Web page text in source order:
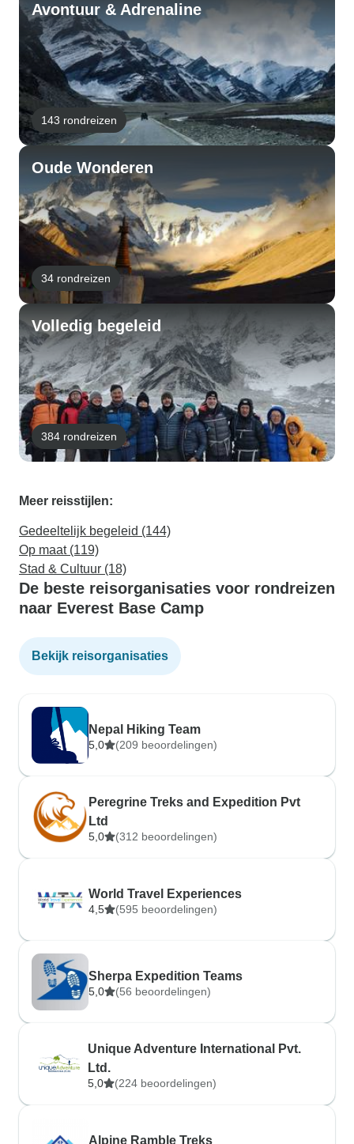
Avontuur & Adrenaline
143 rondreizen
Oude Wonderen
34 rondreizen
Volledig begeleid
384 rondreizen
Meer reisstijlen:
Gedeeltelijk begeleid (144)
Op maat (119)
Stad & Cultuur (18)
De beste reisorganisaties voor rondreizen
naar Everest Base Camp
Bekijk reisorganisaties
Nepal Hiking Team
5,0 (209 beoordelingen)
Peregrine Treks and Expedition Pvt
Ltd
5,0 (312 beoordelingen)
World Travel Experiences
4,5 (595 beoordelingen)
Sherpa Expedition Teams
5,0 (56 beoordelingen)
Unique Adventure International Pvt.
Ltd.
5,0 (224 beoordelingen)
Alpine Ramble Treks